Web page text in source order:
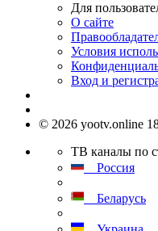
Для
О сайте
Условия
Вход и
© 2026 yootv.online
ТВ каналы по
Россия
Беларусь